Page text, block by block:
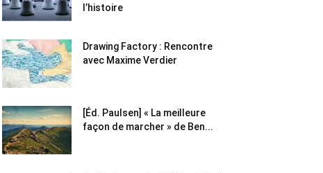
l’histoire
Drawing Factory : Rencontre
avec Maxime Verdier
[Éd. Paulsen] « La meilleure
façon de marcher » de Ben...